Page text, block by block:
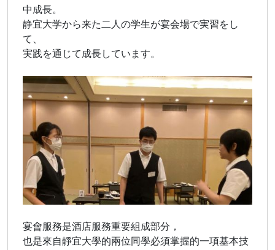
中成長。
静宜大学から来た二人の学生が宴会場で実習をし
て、
実践を通じて成長しています。
宴會服務是酒店服務重要組成部分，
也是來自靜宜大學的兩位同學必須掌握的一項基本技